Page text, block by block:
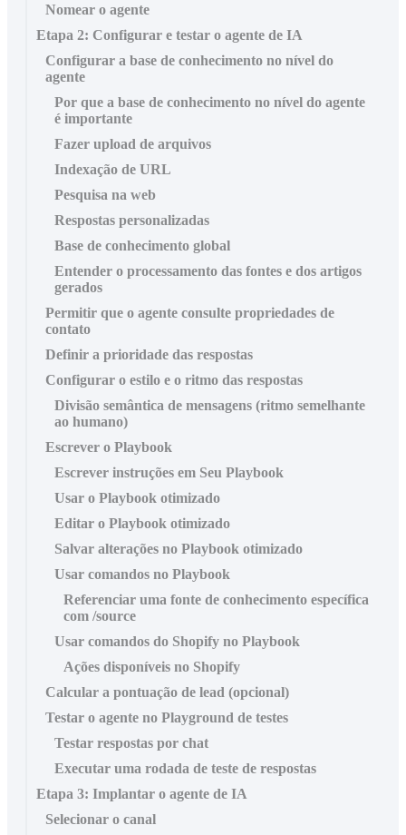
Nomear o agente
Etapa 2: Configurar e testar o agente de IA
Configurar a base de conhecimento no nível do
agente
Por que a base de conhecimento no nível do agente
é importante
Fazer upload de arquivos
Indexação de URL
Pesquisa na web
Respostas personalizadas
Base de conhecimento global
Entender o processamento das fontes e dos artigos
gerados
Permitir que o agente consulte propriedades de
contato
Definir a prioridade das respostas
Configurar o estilo e o ritmo das respostas
Divisão semântica de mensagens (ritmo semelhante
ao humano)
Escrever o Playbook
Escrever instruções em Seu Playbook
Usar o Playbook otimizado
Editar o Playbook otimizado
Salvar alterações no Playbook otimizado
Usar comandos no Playbook
Referenciar uma fonte de conhecimento específica
com /source
Usar comandos do Shopify no Playbook
Ações disponíveis no Shopify
Calcular a pontuação de lead (opcional)
Testar o agente no Playground de testes
Testar respostas por chat
Executar uma rodada de teste de respostas
Etapa 3: Implantar o agente de IA
Selecionar o canal